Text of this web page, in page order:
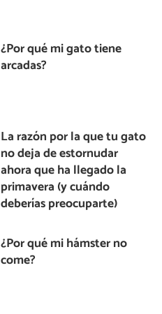
¿Por qué mi gato tiene
arcadas?
La razón por la que tu gato
no deja de estornudar
ahora que ha llegado la
primavera (y cuándo
deberías preocuparte)
¿Por qué mi hámster no
come?